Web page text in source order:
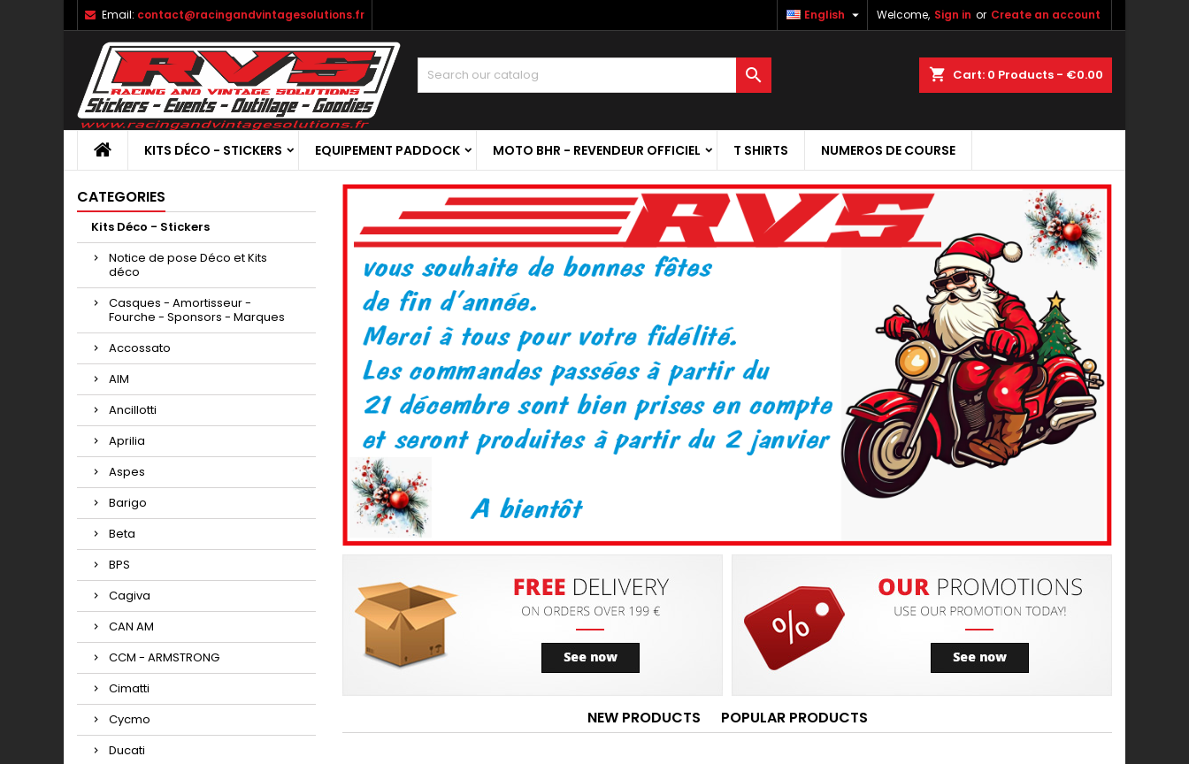
Email: contact@racingandvintagesolutions.fr Welcome, Sign in or Create an account
English 
shopping_cart Cart: 0 Products - €0.00

KITS DÉCO - STICKERS EQUIPEMENT PADDOCK MOTO BHR - REVENDEUR OFFICIEL T SHIRTS NUMEROS DE COURSE
CATEGORIES
Kits Déco - Stickers
Notice de pose Déco et Kits
déco
Casques - Amortisseur -
Fourche - Sponsors - Marques
Accossato
AIM
Ancillotti
Aprilia
Aspes
Barigo
Beta
BPS
Cagiva
CAN AM
CCM - ARMSTRONG
Cimatti
Cycmo
Ducati
NEW PRODUCTS POPULAR PRODUCTS